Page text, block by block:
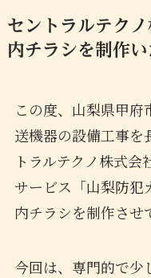
セントラルテク
内チラシを制作い
この度、山梨県甲
送機器の設備工事を
トラルテクノ株式
サービス「山梨防犯
内チラシを制作させ
今回は、専門的で少